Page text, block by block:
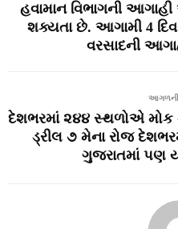
હવામાન વિભાગની
શક્યતા છે. આગામી 4
વરસાદની
આગળની
દેશભરમાં ૨૪૪ સ્‍થળોએ મોક
ડ્રીલ ૭ મેના રોજ
ગુજરાતમાં પણ